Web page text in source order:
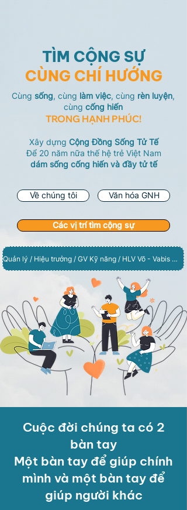
TÌM CỘNG SỰ
CÙNG CHÍ HƯỚNG
Cùng sống, cùng làm việc, cùng rèn luyện,
cùng cống hiến
TRONG HẠNH PHÚC!
Xây dựng Cộng Đồng Sống Tử Tế
Để 20 năm nữa thế hệ trẻ Việt Nam
dám sống cống hiến và đầy tử tế
Về chúng tôi Văn hóa GNH
Các vị trí tìm cộng sự
Quản lý / Hiệu trưởng / GV Kỹ năng / HLV Võ - Vabis Vũng Tàu
Cuộc đời chúng ta có 2
bàn tay
​Một bàn tay để giúp chính
mình và một bàn tay để
giúp người khác